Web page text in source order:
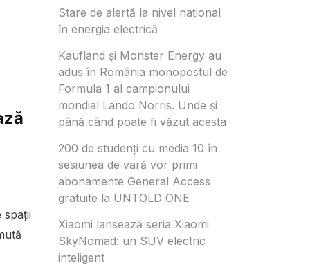
Stare de alertă la nivel național
în energia electrică
Kaufland și Monster Energy au
adus în România monopostul de
Formula 1 al campionului
mondial Lando Norris. Unde și
până când poate fi văzut acesta
200 de studenți cu media 10 în
sesiunea de vară vor primi
abonamente General Access
gratuite la UNTOLD ONE
Xiaomi lansează seria Xiaomi
SkyNomad: un SUV electric
inteligent